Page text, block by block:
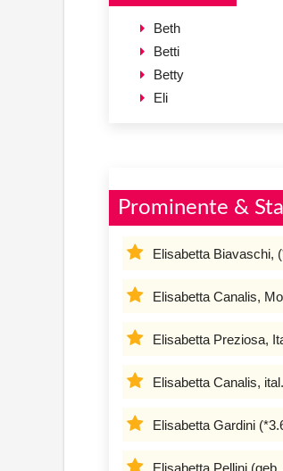
Beth
Betti
Betty
Eli
Prominente &
Elisabetta Biavaschi,
Elisabetta Canalis,
Elisabetta Preziosa,
Elisabetta Canalis,
Elisabetta Gardini
Elisabetta Pellini